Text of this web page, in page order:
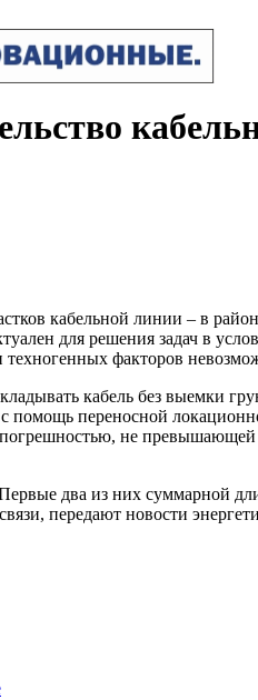
кабельной линии – в
для решения задач в
факторов
кабель без выемки
переносной
не
два из них суммарной
передают новости